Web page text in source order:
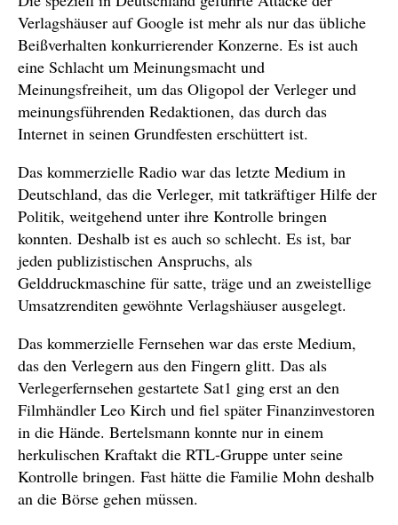
Verlagshäuser auf Google ist mehr als nur das übliche
Beißverhalten konkurrierender Konzerne. Es ist auch
eine Schlacht um Meinungsmacht und
Meinungsfreiheit, um das Oligopol der Verleger und
meinungsführenden Redaktionen, das durch das
Internet in seinen Grundfesten erschüttert ist.
Das kommerzielle Radio war das letzte Medium in
Deutschland, das die Verleger, mit tatkräftiger Hilfe der
Politik, weitgehend unter ihre Kontrolle bringen
konnten. Deshalb ist es auch so schlecht. Es ist, bar
jeden publizistischen Anspruchs, als
Gelddruckmaschine für satte, träge und an zweistellige
Umsatzrenditen gewöhnte Verlagshäuser ausgelegt.
Das kommerzielle Fernsehen war das erste Medium,
das den Verlegern aus den Fingern glitt. Das als
Verlegerfernsehen gestartete Sat1 ging erst an den
Filmhändler Leo Kirch und fiel später Finanzinvestoren
in die Hände. Bertelsmann konnte nur in einem
herkulischen Kraftakt die RTL-Gruppe unter seine
Kontrolle bringen. Fast hätte die Familie Mohn deshalb
an die Börse gehen müssen.